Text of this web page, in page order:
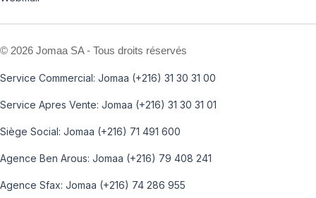
© 2026 Jomaa SA - Tous droits réservés
Service Commercial: Jomaa (+216) 31 30 31 00
Service Apres Vente: Jomaa (+216) 31 30 31 01
Siège Social: Jomaa (+216) 71 491 600
Agence Ben Arous: Jomaa (+216) 79 408 241
Agence Sfax: Jomaa (+216) 74 286 955